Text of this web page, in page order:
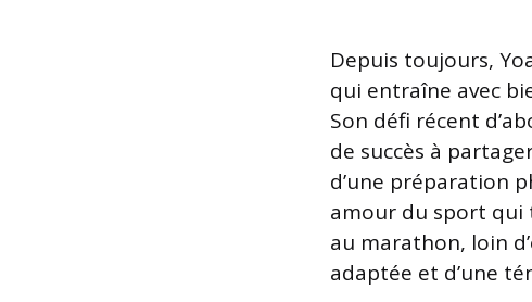
Depuis toujours,
qui entraîne avec
Son défi récent
de succès à
d’une préparation
amour du sport qui
au marathon, loin
adaptée et d’une